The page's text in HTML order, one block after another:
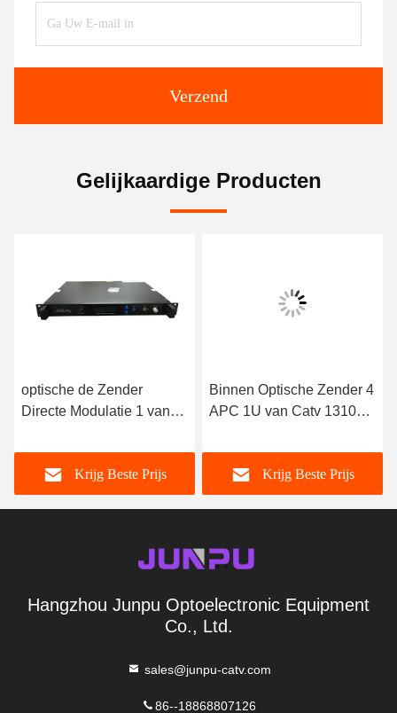
Verzend
Gelijkaardige Producten
optische de Zender
Directe Modulatie 1 van
Toegepast HFC-Netwerk
Krijg Beste Prijs
Binnen Optische Zender 4
APC 1U van Catv 1310nm
SNMP
Krijg Beste Prijs
Hangzhou Junpu Optoelectronic Equipment
Co., Ltd.
sales@junpu-catv.com
86--18868807126